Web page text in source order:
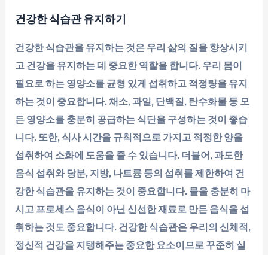
건강한 식습관 유지하기
건강한 식습관을 유지하는 것은 우리 삶의 질을 향상시키
고 건강을 유지하는 데 중요한 역할을 합니다. 우리 몸이
필요로 하는 영양소를 균형 있게 섭취하고 적정량을 유지
하는 것이 중요합니다. 채소, 과일, 단백질, 탄수화물 등 모
든 영양소를 충분히 공급하는 식단을 구성하는 것이 좋습
니다. 또한, 식사 시간을 규칙적으로 가지고 적정한 양을
섭취하여 소화에 도움을 줄 수 있습니다. 더불어, 과도한
음식 섭취와 당분, 지방, 나트륨 등의 섭취를 제한하여 건
강한 식습관을 유지하는 것이 중요합니다. 물을 충분히 마
시고 프로세스 음식이 아닌 신선한 재료로 만든 음식을 섭
취하는 것도 중요합니다. 건강한 식습관은 우리의 신체적,
정신적 건강을 지탱해주는 중요한 요소이므로 꾸준히 실